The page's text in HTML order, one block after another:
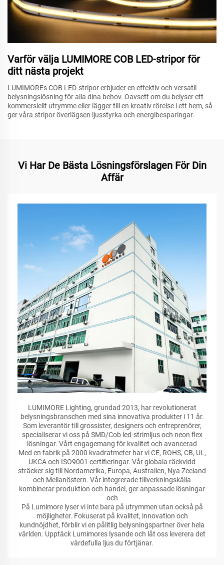
Varför välja LUMIMORE COB LED-stripor för
ditt nästa projekt
LUMIMOREs COB LED-stripor erbjuder en effektiv och versatil
belysningslösning för alla dina behov. Oavsett om du belyser ett
kommersiellt utrymme eller lägger till en kreativ rörelse i ett hem, så
ger våra stripor överlägsen ljusstyrka och energibesparingar.
Vi Har De Bästa Lösningsförslagen För Din
Affär
LUMIMORE Lighting, grundad 2013, har revolutionerat
belysningsbranschen med sina innovativa produkter i 11 år.
Som leverantör till grossister, designers och entreprenörer,
specialiserar vi oss på SMD/Cob led-strimljus och neon flex
lösningar. Vårt engagemang för kvalitet och avancerad
Med en fabrik på 2000 kvadratmeter har vi CE, ROHS, CB, UL,
UKCA och ISO9001 certifieringar. Vår globala räckvidd
sträcker sig till Nordamerika, Europa, Australien, Nya Zeeland
och Mellanöstern. Vår integrerade tillverkningskälla
kombinerar produktion och handel, ger anpassade lösningar
och
På Lumimore lyser vi inte bara på utrymmen utan också på
möjligheter. Fokuserat på kvalitet, innovation och
kundnöjdhet, förblir vi en pålitlig belysningspartner över hela
världen. Upptäck Lumimores lysande och låt oss leverera det
värdefulla ljus du förtjänar.